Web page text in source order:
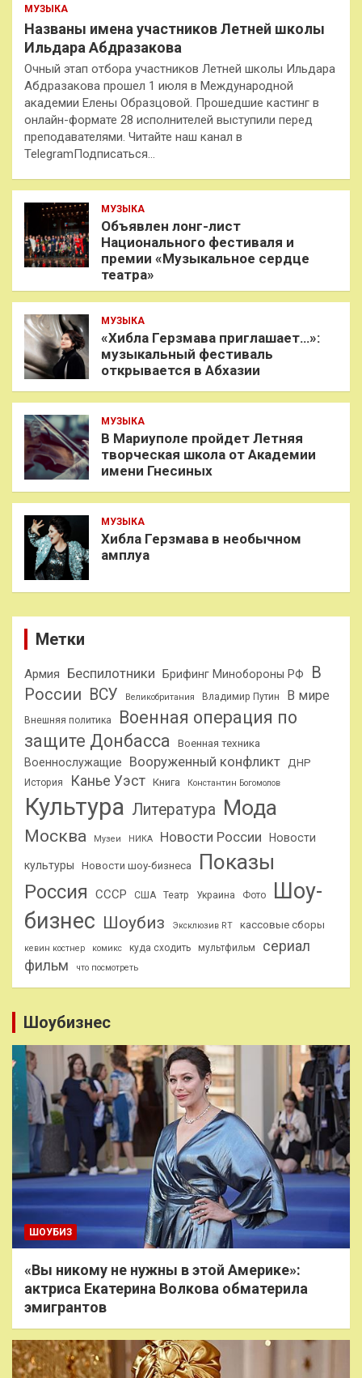
МУЗЫКА
Названы имена участников Летней школы
Ильдара Абдразакова
Очный этап отбора участников Летней школы Ильдара
Абдразакова прошел 1 июля в Международной
академии Елены Образцовой. Прошедшие кастинг в
онлайн-формате 28 исполнителей выступили перед
преподавателями. Читайте наш канал в
TelegramПодписаться…
МУЗЫКА
Объявлен лонг-лист
Национального фестиваля и
премии «Музыкальное сердце
театра»
МУЗЫКА
«Хибла Герзмава приглашает…»:
музыкальный фестиваль
открывается в Абхазии
МУЗЫКА
В Мариуполе пройдет Летняя
творческая школа от Академии
имени Гнесиных
МУЗЫКА
Хибла Герзмава в необычном
амплуа
Метки
Армия Беспилотники Брифинг Минобороны РФ
В
России ВСУ Великобритания Владимир Путин В мире
Внешняя политика
Военная операция по
защите Донбасса
Военная техника
Военнослужащие Вооруженный конфликт ДНР
История Канье Уэст Книга Константин Богомолов
Культура Литература Мода
Москва Музеи НИКА Новости России Новости
культуры Новости шоу-бизнеса Показы
Россия СССР США Театр Украина Фото
Шоу-
бизнес Шоубиз Эксклюзив RT кассовые сборы
кевин костнер комикс куда сходить мультфильм
сериал
фильм
что посмотреть
Шоубизнес
ШОУБИЗ
«Вы никому не нужны в этой Америке»:
актриса Екатерина Волкова обматерила
эмигрантов